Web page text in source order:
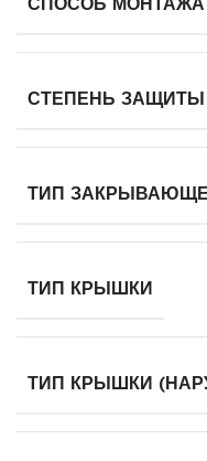
СПОСОБ МОНТАЖА
СТЕПЕНЬ ЗАЩИТЫ
ТИП
ТИП КРЫШКИ
ТИП КРЫШКИ